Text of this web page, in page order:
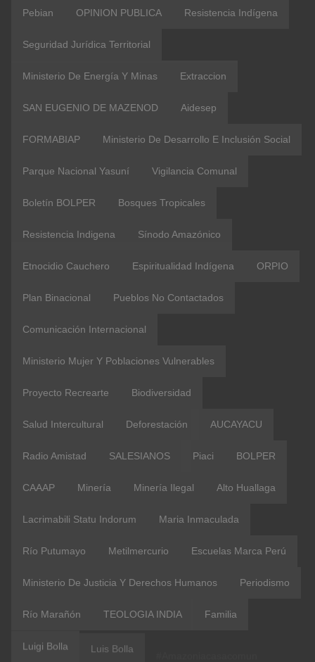
Pebian OPINION PUBLICA Resistencia Indígena
Seguridad Jurídica Territorial
Ministerio De Energía Y Minas Extraccion
SAN EUGENIO DE MAZENOD Aidesep
FORMABIAP Ministerio De Desarrollo E Inclusión Social
Parque Nacional Yasuní Vigilancia Comunal
Boletín BOLPER Bosques Tropicales
Resistencia Indigena Sínodo Amazónico
Etnocidio Cauchero Espiritualidad Indígena ORPIO
Plan Binacional Pueblos No Contactados
Comunicación Internacional
Ministerio Mujer Y Poblaciones Vulnerables
Proyecto Recrearte Biodiversidad
Salud Intercultural Deforestación AUCAYACU
Radio Amistad SALESIANOS Piaci BOLPER
CAAAP Minería Minería Ilegal Alto Huallaga
Lacrimabili Statu Indorum Maria Inmaculada
Río Putumayo Metilmercurio Escuelas Marca Perú
Ministerio De Justicia Y Derechos Humanos Periodismo
Río Marañón TEOLOGIA INDIA Familia
Luigi Bolla Luis Bolla